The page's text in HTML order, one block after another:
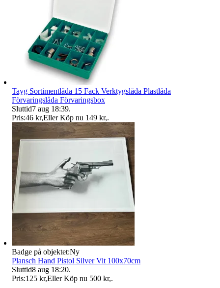
Tayg Sortimentlåda 15 Fack Verktygslåda Plastlåda
Förvaringslåda Förvaringsbox
Sluttid7 aug 18:39.
Pris:46 kr,Eller Köp nu 149 kr,.
Badge på objektet:Ny
Plansch Hand Pistol Silver Vit 100x70cm
Sluttid8 aug 18:20.
Pris:125 kr,Eller Köp nu 500 kr,.